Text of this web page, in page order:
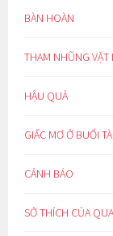
BÀN HOÀN
THAM NHŨNG VẶT
HẬU QUẢ
GIẤC MƠ Ở BUỔI
CẢNH BÁO
SỞ THÍCH CỦA